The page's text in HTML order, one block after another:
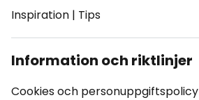
Inspiration | Tips
Information och riktlinjer
Cookies och personuppgiftspolicy